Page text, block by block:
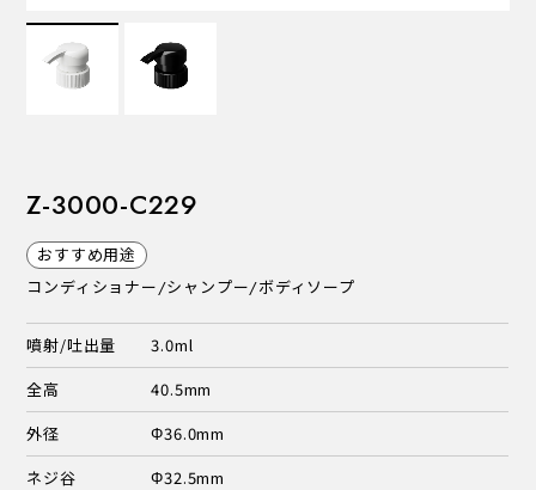
Z-3000-C229
おすすめ用途
コンディショナー/シャンプー/ボディソープ
噴射/吐出量
3.0ml
全高
40.5mm
外径
Φ36.0mm
ネジ谷
Φ32.5mm